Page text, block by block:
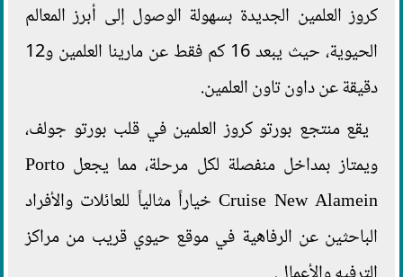
كروز العلمين الجديدة بسهولة الوصول إلى أبرز المعالم
الحيوية، حيث يبعد 16 كم فقط عن مارينا العلمين و12
دقيقة عن داون تاون العلمين.
يقع منتجع بورتو كروز العلمين في قلب بورتو جولف،
ويمتاز بمداخل منفصلة لكل مرحلة، مما يجعل Porto
Cruise New Alamein خياراً مثالياً للعائلات والأفراد
الباحثين عن الرفاهية في موقع حيوي قريب من مراكز